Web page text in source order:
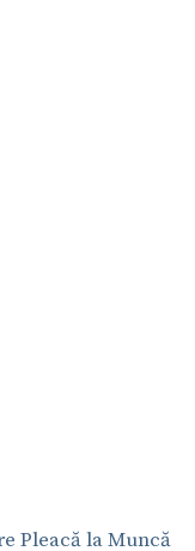
Pleacă la Muncă